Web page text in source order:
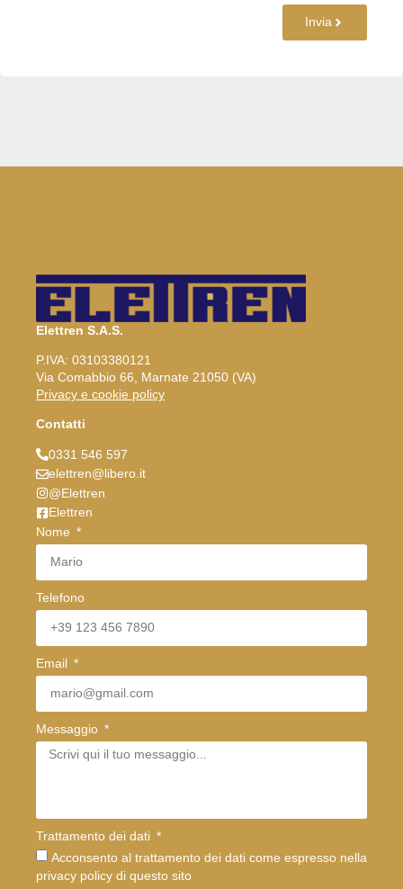
Invia
Elettren S.A.S.
P.IVA: 03103380121
Via Comabbio 66, Marnate 21050 (VA)
Privacy e cookie policy
Contatti
0331 546 597
elettren@libero.it
@Elettren
Elettren
Nome
Telefono
Email
Messaggio
Trattamento dei dati
Acconsento al trattamento dei dati come espresso nella
privacy policy di questo sito